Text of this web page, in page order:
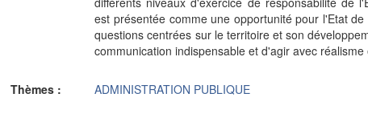
est présentée comme une opportunité pour l'Etat
questions centrées sur le territoire et son
communication indispensable et d'agir avec
Thèmes : ADMINISTRATION PUBLIQUE